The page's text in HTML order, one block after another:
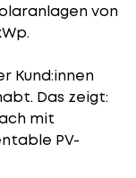
von
Kund:innen
Das zeigt:
mit
PV-